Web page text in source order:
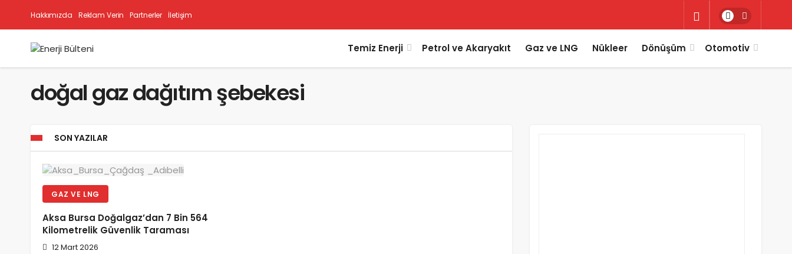
Hakkımızda Reklam Verin Partnerler İletişim
Temiz Enerji Petrol ve Akaryakıt Gaz ve LNG Nükleer Dönüşüm Otomotiv
doğal gaz dağıtım şebekesi
SON YAZILAR
GAZ VE LNG
Aksa Bursa Doğalgaz’dan 7 Bin 564
Kilometrelik Güvenlik Taraması
12 Mart 2026